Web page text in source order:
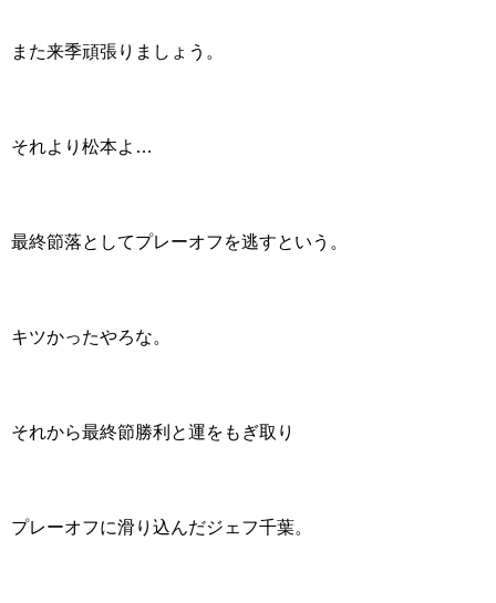
また来季頑張りましょう。
それより松本よ…
最終節落としてプレーオフを逃すという。
キツかったやろな。
それから最終節勝利と運をもぎ取り
プレーオフに滑り込んだジェフ千葉。